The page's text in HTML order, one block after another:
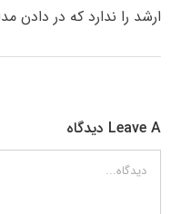
ارشد را ندارد که در دادن
Leave A دیدگاه
دیدگاه